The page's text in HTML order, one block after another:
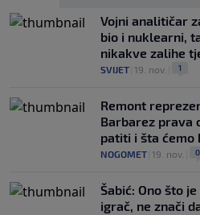
Vojni analitičar
bio i nuklearni,
nikakve zalihe
SVIJET 19. nov. 1
Remont
Barbarez prava
patiti i šta ćemo
NOGOMET 19. nov. 0
Šabić: Ono što
igrač, ne znači